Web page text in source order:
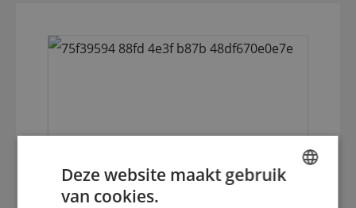
Deze website maakt gebruik
van cookies.